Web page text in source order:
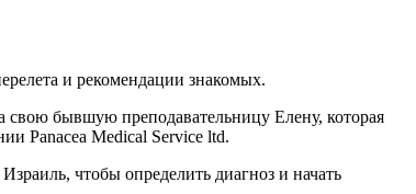
и рекомендации знакомых.
свою бывшую преподавательницу Елену, которая
Panacea Medical Service ltd.
чтобы определить диагноз и начать